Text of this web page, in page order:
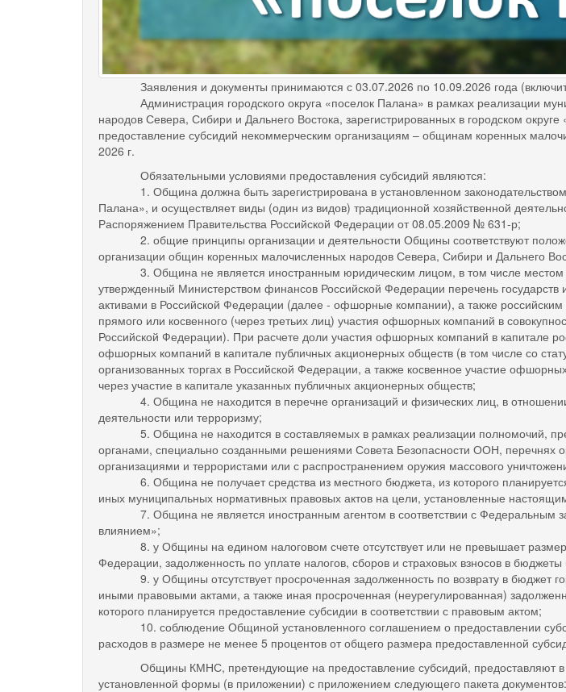
Заявления и документы принимаются с 03.07.2026 по 10.09.2026 года
Администрация городского округа «поселок Палана» в рамках реализации
народов Севера, Сибири и Дальнего Востока, зарегистрированных в городском
предоставление субсидий некоммерческим организациям – общинам коренных
2026 г.
Обязательными условиями предоставления субсидий являются:
1. Община должна быть зарегистрирована в установленном законодательством
Палана», и осуществляет виды (один из видов) традиционной хозяйственной
Распоряжением Правительства Российской Федерации от 08.05.2009 № 631-р;
2. общие принципы организации и деятельности Общины соответствуют
организации общин коренных малочисленных народов Севера, Сибири и Дальнего
3. Община не является иностранным юридическим лицом, в том числе местом
утвержденный Министерством финансов Российской Федерации перечень
активами в Российской Федерации (далее - офшорные компании), а также
прямого или косвенного (через третьих лиц) участия офшорных компаний в
Российской Федерации). При расчете доли участия офшорных компаний в капитале
офшорных компаний в капитале публичных акционерных обществ (в том числе со
организованных торгах в Российской Федерации, а также косвенное участие
через участие в капитале указанных публичных акционерных обществ;
4. Община не находится в перечне организаций и физических лиц, в отношении
деятельности или терроризму;
5. Община не находится в составляемых в рамках реализации полномочий,
органами, специально созданными решениями Совета Безопасности ООН, перечнях
организациями и террористами или с распространением оружия массового
6. Община не получает средства из местного бюджета, из которого планируется
иных муниципальных нормативных правовых актов на цели, установленные
7. Община не является иностранным агентом в соответствии с Федеральным
влиянием»;
8. у Общины на едином налоговом счете отсутствует или не превышает размер,
Федерации, задолженность по уплате налогов, сборов и страховых взносов в
9. у Общины отсутствует просроченная задолженность по возврату в бюджет
иными правовыми актами, а также иная просроченная (неурегулированная)
которого планируется предоставление субсидии в соответствии с правовым актом;
10. соблюдение Общиной установленного соглашением о предоставлении
расходов в размере не менее 5 процентов от общего размера предоставленной
Общины КМНС, претендующие на предоставление субсидий, предоставляют в
установленной формы (в приложении) с приложением следующего пакета документов: